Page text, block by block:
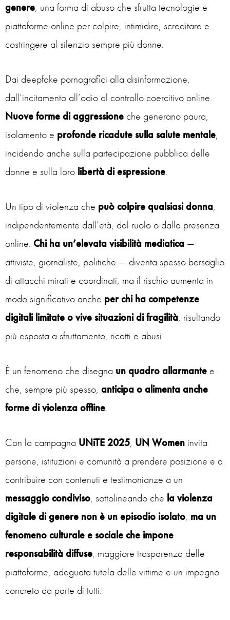
genere, una forma di abuso che sfrutta tecnologie e
piattaforme online per colpire, intimidire, screditare e
costringere al silenzio sempre più donne.
Dai deepfake pornografici alla disinformazione,
dall’incitamento all’odio al controllo coercitivo online.
Nuoveforme di aggressione che generano paura,
isolamento e profonde ricadute sulla salute mentale,
incidendo anche sulla partecipazione pubblica delle
donne e sulla loro libertà di espressione.
Un tipo di violenza che può colpire qualsiasi donna,
indipendentemente dall’età, dal ruolo o dalla presenza
online. Chi ha un’elevata visibilità mediatica —
attiviste, giornaliste, politiche — diventa spesso bersaglio
di attacchi mirati e coordinati, ma il rischio aumenta in
modo significativo anche per chi ha competenze
digitali limitate o vive situazioni di fragilità, risultando
più esposta a sfruttamento, ricatti e abusi.
È un fenomeno che disegna un quadro allarmante e
che, sempre più spesso, anticipa o alimenta anche
forme di violenza offline.
Con la campagna UNiTE 2025, UN Women invita
persone, istituzioni e comunità a prendere posizione e a
contribuire con contenuti e testimonianze a un
messaggio condiviso, sottolineando che la violenza
digitale di genere non è un episodio isolato, ma un
fenomeno culturale e sociale che impone
responsabilità diffuse, maggiore trasparenza delle
piattaforme, adeguata tutela delle vittime e un impegno
concreto da parte di tutti.